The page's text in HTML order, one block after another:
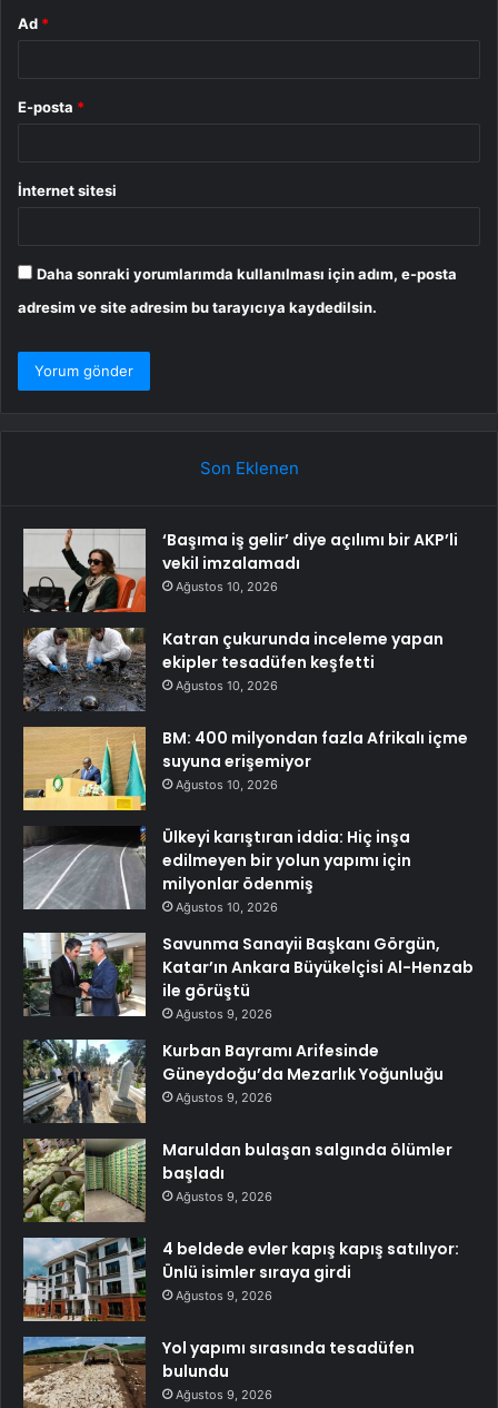
Ad *
E-posta *
İnternet sitesi
Daha sonraki yorumlarımda kullanılması için adım, e-posta
adresim ve site adresim bu tarayıcıya kaydedilsin.
Son Eklenen
‘Başıma iş gelir’ diye açılımı bir AKP’li
vekil imzalamadı
Ağustos 10, 2026
Katran çukurunda inceleme yapan
ekipler tesadüfen keşfetti
Ağustos 10, 2026
BM: 400 milyondan fazla Afrikalı içme
suyuna erişemiyor
Ağustos 10, 2026
Ülkeyi karıştıran iddia: Hiç inşa
edilmeyen bir yolun yapımı için
milyonlar ödenmiş
Ağustos 10, 2026
Savunma Sanayii Başkanı Görgün,
Katar’ın Ankara Büyükelçisi Al-Henzab
ile görüştü
Ağustos 9, 2026
Kurban Bayramı Arifesinde
Güneydoğu’da Mezarlık Yoğunluğu
Ağustos 9, 2026
Maruldan bulaşan salgında ölümler
başladı
Ağustos 9, 2026
4 beldede evler kapış kapış satılıyor:
Ünlü isimler sıraya girdi
Ağustos 9, 2026
Yol yapımı sırasında tesadüfen
bulundu
Ağustos 9, 2026